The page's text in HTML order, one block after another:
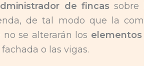
de fincassobre
de tal modo que la
se alterarán los
o las vigas.